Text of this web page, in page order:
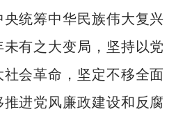
统筹中华民族伟大复兴
有之大变局，坚持以党
会革命，坚定不移全面
进党风廉政建设和反腐